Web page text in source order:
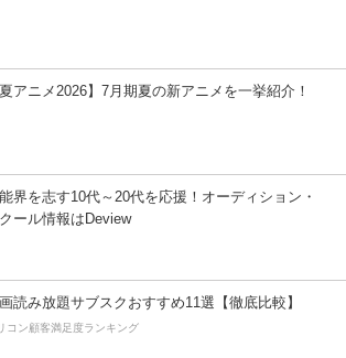
夏アニメ2026】7月期夏の新アニメを一挙紹介！
界を志す10代～20代を応援！オーディション・
ール情報はDeview
読み放題サブスクおすすめ11選【徹底比較】
コン顧客満足度ランキング